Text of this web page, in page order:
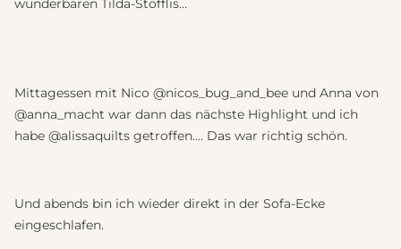
wunderbaren Tilda-Stöfflis…
Mittagessen mit Nico @nicos_bug_and_bee und Anna von
@anna_macht war dann das nächste Highlight und ich
habe @alissaquilts getroffen…. Das war richtig schön.
Und abends bin ich wieder direkt in der Sofa-Ecke
eingeschlafen.